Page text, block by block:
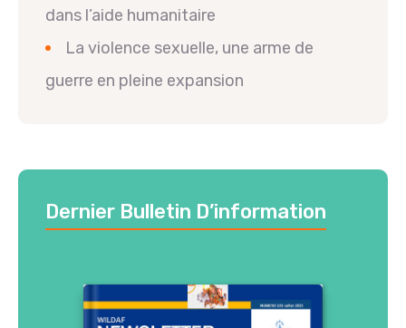
dans l’aide humanitaire
La violence sexuelle, une arme de
guerre en pleine expansion
Dernier Bulletin D’information